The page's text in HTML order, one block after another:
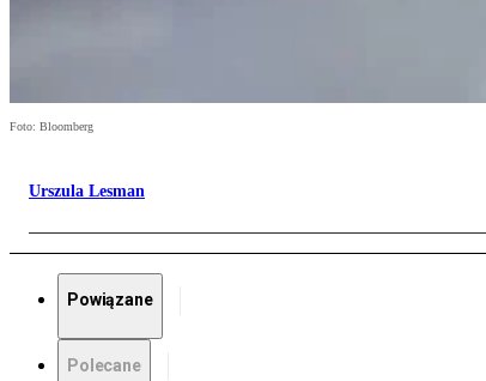
Foto: Bloomberg
Urszula Lesman
Powiązane
Polecane